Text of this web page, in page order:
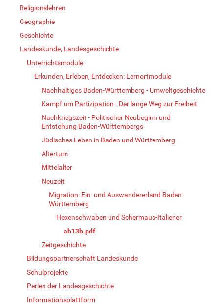
Religionslehren
Geographie
Geschichte
Landeskunde, Landesgeschichte
Unterrichtsmodule
Erkunden, Erleben, Entdecken: Lernortmodule
Nachhaltiges Baden-Württemberg - Umweltgeschichte
Kampf um Partizipation - Der lange Weg zur Freiheit
Nachkriegszeit - Politischer Neubeginn und
Entstehung Baden-Württembergs
Jüdisches Leben in Baden und Württemberg
Altertum
Mittelalter
Neuzeit
Migration: Ein- und Auswandererland Baden-
Württemberg
Hexenschwaben und Schermaus-Italiener
ab13b.pdf
Zeitgeschichte
Bildungspartnerschaft Landeskunde
Schulprojekte
Perlen der Landesgeschichte
Informationsplattform